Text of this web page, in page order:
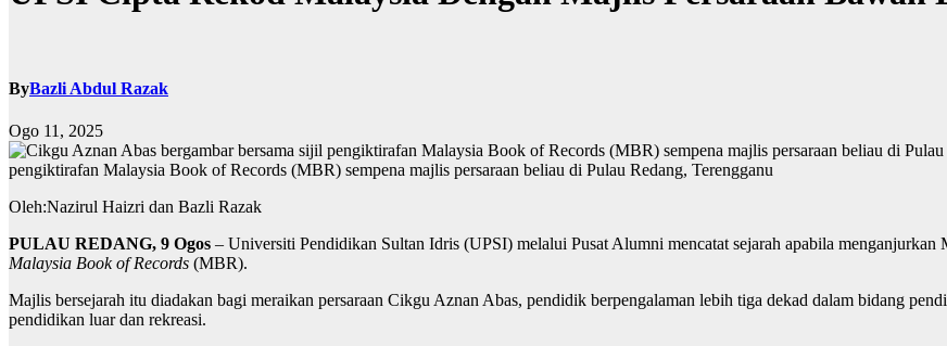
ByBazli Abdul Razak
Ogo 11, 2025
pengiktirafan Malaysia Book of Records (MBR) sempena majlis persaraan beliau di Pulau Redang, Terengganu
Oleh:Nazirul Haizri dan Bazli Razak
PULAU REDANG, 9 Ogos – Universiti Pendidikan Sultan Idris (UPSI) melalui Pusat Alumni mencatat sejarah apabila
Malaysia Book of Records (MBR).
Majlis bersejarah itu diadakan bagi meraikan persaraan Cikgu Aznan Abas, pendidik berpengalaman lebih tiga dekad dalam bidang
pendidikan luar dan rekreasi.